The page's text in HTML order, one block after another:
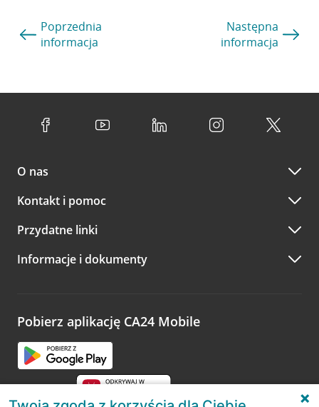
Poprzednia
informacja
Następna
informacja
O nas
Kontakt i pomoc
Przydatne linki
Informacje i dokumenty
Pobierz aplikację CA24 Mobile